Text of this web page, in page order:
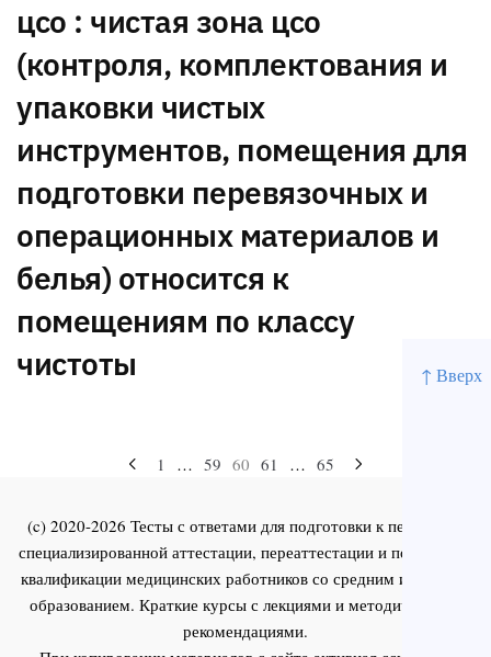
↑ Вверх
цсо : чистая зона цсо
(контроля, комплектования и
упаковки чистых
инструментов, помещения для
подготовки перевязочных и
операционных материалов и
белья) относится к
помещениям по классу
чистоты
1 … 59 60 61 … 65
(c) 2020-2026 Тесты с ответами для подготовки к первичной
специализированной аттестации, переаттестации и повышения
квалификации медицинских работников со средним и высшим
образованием. Краткие курсы с лекциями и методическими
рекомендациями.